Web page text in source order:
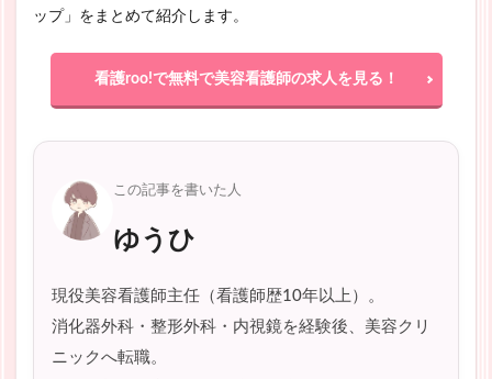
ップ」をまとめて紹介します。
看護roo!で無料で美容看護師の求人を見る！
この記事を書いた人
ゆうひ
現役美容看護師主任（看護師歴10年以上）。
消化器外科・整形外科・内視鏡を経験後、美容クリ
ニックへ転職。